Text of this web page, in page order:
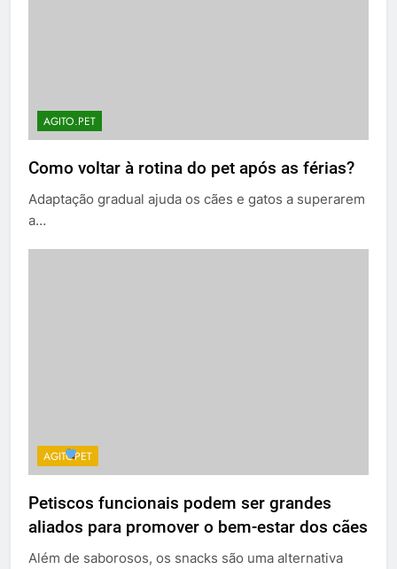
AGITO.PET
Como voltar à rotina do pet após as férias?
Adaptação gradual ajuda os cães e gatos a superarem
a…
AGITOPET
Petiscos funcionais podem ser grandes
aliados para promover o bem-estar dos cães
Além de saborosos, os snacks são uma alternativa